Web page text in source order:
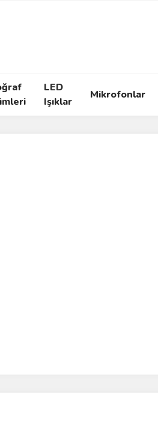
LED
Işıklar
Mikrofonlar